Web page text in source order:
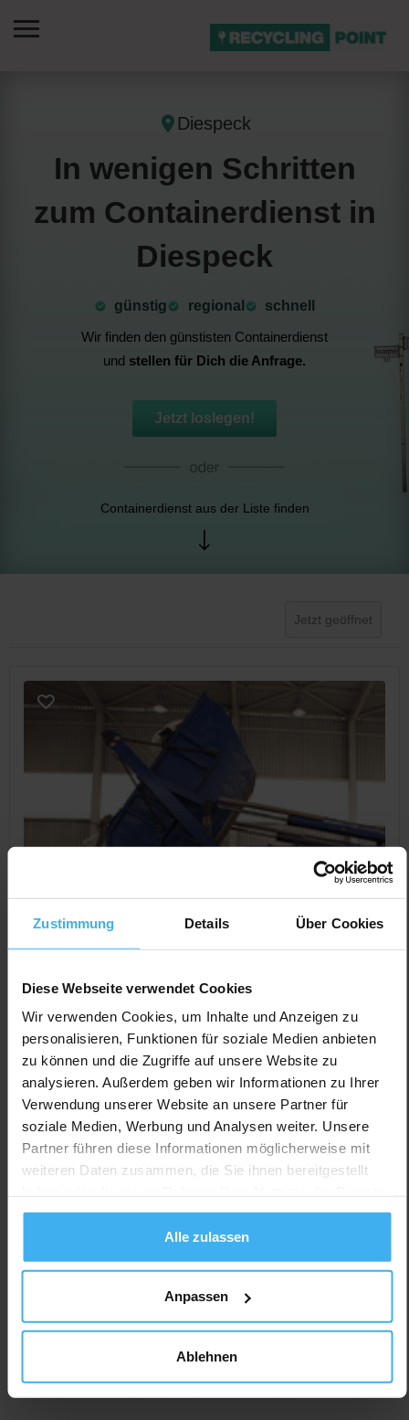
Zustimmung Details Über Cookies
Diese Webseite verwendet Cookies
Wir verwenden Cookies, um Inhalte und Anzeigen zu
personalisieren, Funktionen für soziale Medien anbieten
zu können und die Zugriffe auf unsere Website zu
analysieren. Außerdem geben wir Informationen zu Ihrer
Verwendung unserer Website an unsere Partner für
soziale Medien, Werbung und Analysen weiter. Unsere
Partner führen diese Informationen möglicherweise mit
weiteren Daten zusammen, die Sie ihnen bereitgestellt
gesammelt haben.
Alle zulassen
Anpassen
Ablehnen
Diespeck
In wenigen Schritten
zum Containerdienst in
Diespeck
günstig ⁠regional
schnell
Wir finden den günstisten Containerdienst
und stellen für Dich die Anfrage.
Jetzt loslegen!
Containerdienst aus der Liste finden
Jetzt geöffnet
CONTAINERDIENST Geschlossen
Fischer GmbH Schweißerei
Noch keine Bewertung
Birkenhof 15, 91456 Diespeck, Deutschland
Jetzt Anrufen
Für Unternehmen